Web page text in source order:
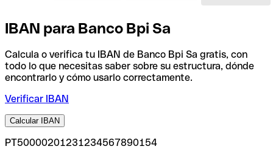
IBAN para Banco Bpi Sa
Calcula o verifica tu IBAN de Banco Bpi Sa gratis, con
todo lo que necesitas saber sobre su estructura, dónde
encontrarlo y cómo usarlo correctamente.
Verificar IBAN
Calcular IBAN
PT50000201231234567890154